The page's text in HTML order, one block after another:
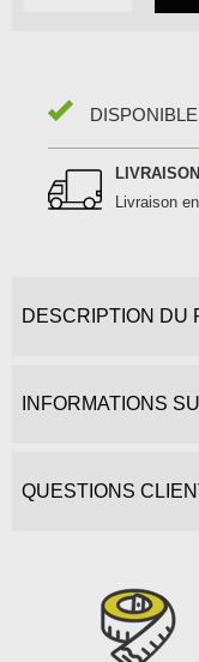
DISPONIBLE
Livraison
DESCRIPTION DU
INFORMATIONS
QUESTIONS